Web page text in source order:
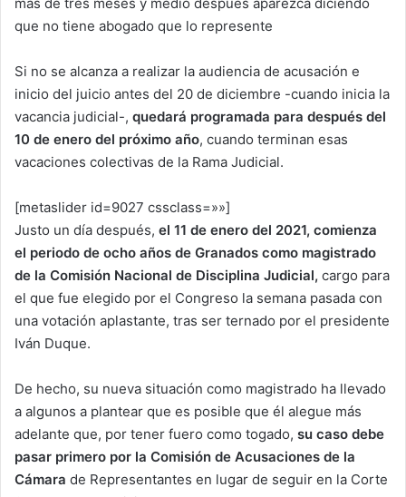
que no tiene abogado que lo represente
Si no se alcanza a realizar la audiencia de acusación e
inicio del juicio antes del 20 de diciembre -cuando inicia la
vacancia judicial-, quedará programada para después del
10 de enero del próximo año, cuando terminan esas
vacaciones colectivas de la Rama Judicial.
[metaslider id=9027 cssclass=»»]
Justo un día después, el 11 de enero del 2021, comienza
el periodo de ocho años de Granados como magistrado
de la Comisión Nacional de Disciplina Judicial, cargo para
el que fue elegido por el Congreso la semana pasada con
una votación aplastante, tras ser ternado por el presidente
Iván Duque.
De hecho, su nueva situación como magistrado ha llevado
a algunos a plantear que es posible que él alegue más
adelante que, por tener fuero como togado, su caso debe
pasar primero por la Comisión de Acusaciones de la
Cámara de Representantes en lugar de seguir en la Corte